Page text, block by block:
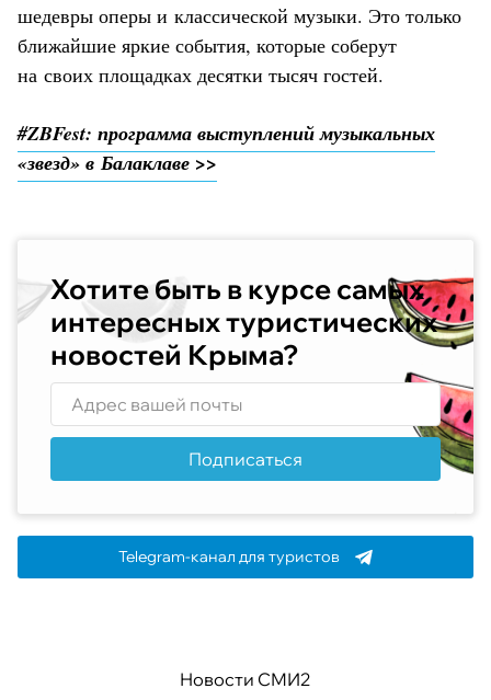
шедевры оперы и классической музыки. Это только
ближайшие яркие события, которые соберут
на своих площадках десятки тысяч гостей.
#ZBFest: программа выступлений музыкальных
«звезд» в Балаклаве >>
Хотите быть в курсе самых
интересных туристических
новостей Крыма?
Подписаться
Telegram-канал для туристов
Новости СМИ2